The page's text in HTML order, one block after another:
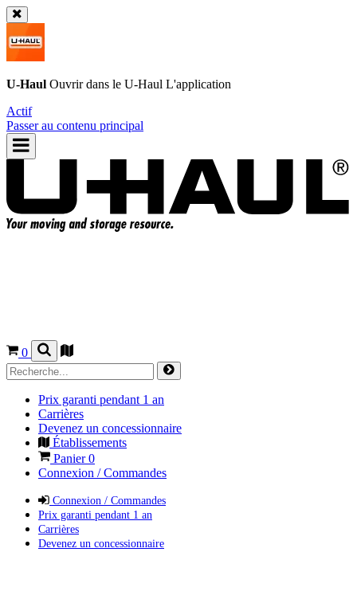
U-Haul Ouvrir dans le U-Haul L'application
Actif
Passer au contenu principal
0
Prix garanti pendant 1 an
Carrières
Devenez un concessionnaire
Établissements
Panier0
Connexion / Commandes
Connexion / Commandes
Prix garanti pendant 1 an
Carrières
Devenez un concessionnaire